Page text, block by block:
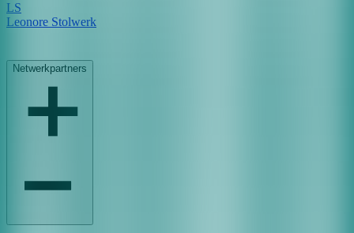
LS
Leonore Stolwerk
Netwerkpartners